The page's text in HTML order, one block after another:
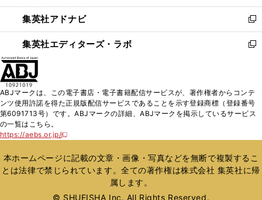
開
く
ウ
で
開
く
ン
ド
ウ
で
ウ
ィ
ン
ド
く
集英社アドナビ
新
し
い
ド
ウ
で
集英社エディターズ・ラボ
新
ィ
ン
ド
開
く
ABJマークは、この電子書店・電子書籍配信サービスが、著作権者からコンテ
ンツ使用許諾を得た正規版配信サービスであることを示す登録商標（登録番号
第6091713号）です。ABJマークの詳細、ABJマークを掲示しているサービス
の一覧はこちら。
https://aebs.or.jp/
新
い
ウ
ィ
本ホームページに記載の文章・画像・写真などを無断で複製するこ
とは法律で禁じられています。全ての著作権は株式会社 集英社に帰
属します。
© SHUEISHA Inc. All Rights Reserved.